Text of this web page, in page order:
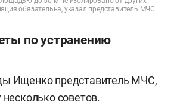
обязательна, указал представитель МЧС
по устранению
Ищенко представитель МЧС,
советов.